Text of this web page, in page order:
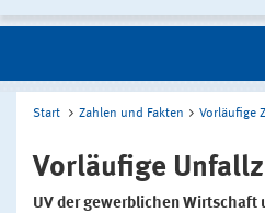
Start Zahlen und Fakten Vorläufige
Vorläufige
UV der gewerblichen Wirtschaft